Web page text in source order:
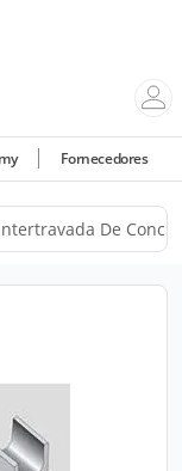
Fornecedores
De